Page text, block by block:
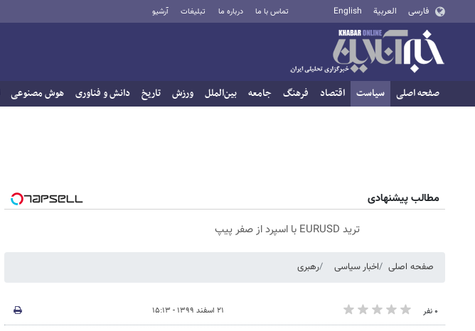
فارسی العربية English تماس با ما درباره ما تبلیغات آرشیو
صفحه اصلی سیاست اقتصاد فرهنگ جامعه بین‌الملل ورزش تاریخ دانش و فناوری هوش مصنوعی
مطالب پیشنهادی
ترید EURUSD با اسپرد از صفر پیپ
صفحه اصلی اخبار سیاسی رهبری
۰ نفر ۲۱ اسفند ۱۳۹۹ - ۱۵:۱۳